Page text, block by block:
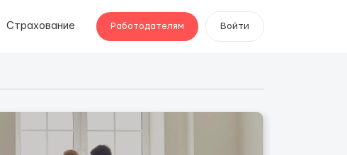
Страхование Работодателям Войти